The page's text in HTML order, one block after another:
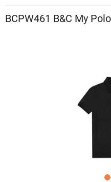
BCPW461 B&C My